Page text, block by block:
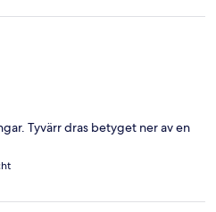
Tyvärr dras betyget ner av en